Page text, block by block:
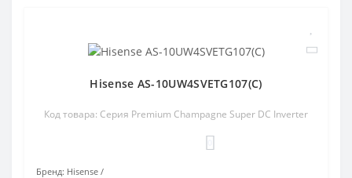
Hisense AS-10UW4SVETG107(C)
Код товара: Серия Premium Champagne Super DC Inverter
Бренд: Hisense